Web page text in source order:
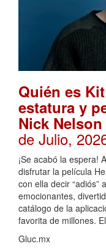
Quién es
estatura y
Nick
de Julio,
¡Se acabó la espera!
disfrutar la película
con ella decir “adiós”
emocionantes,
catálogo de la
favorita de millones.
Gluc.mx